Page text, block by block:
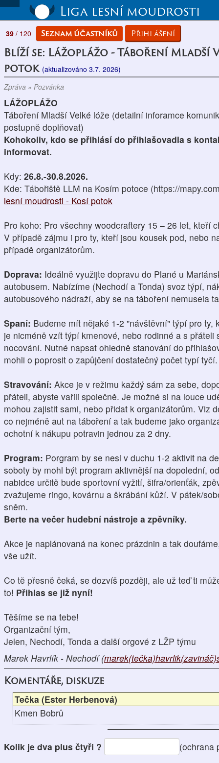
Liga lesní moudrosti
39 / 120 Seznam účastníků Přihlášení
Blíží se: Lážoplážo - Táboření Mladší
potok (aktualizováno 3.7. 2026)
Zpráva » Pozvánka
LÁŽOPLÁŽO
Táboření Mladší Velké lóže (detailní inforamce
postupně doplňovat)
Kohokoliv, kdo se přihlásí do přihlašovadla s
informovat.
Kdy: 26.8.-30.8.2026.
Kde: Tábořiště LLM na Kosím potoce (https://
lesní moudrosti - Kosí potok
Pro koho: Pro všechny woodcraftery 15 – 26 let, kteří
V případě zájmu i pro ty, kteří jsou kousek pod, nebo
případě organizátorům.
Doprava: Ideálně využijte dopravu do Plané u
autobusem. Nabízíme (Nechodí a Tonda) svoz týpí,
autobusového nádraží, aby se na táboření nemusela
Spaní: Budeme mít nějaké 1-2 "návštěvní" týpí pro ty,
je nicméně vzít týpí kmenové, nebo rodinné a s přáteli
nocování. Nutné napsat ohledně stanování do
mohli o poprosit o zapůjčení dostatečný počet typí tyčí.
Stravování: Akce je v režimu každý sám za sebe,
přáteli, abyste vařili společně. Je možné si na louce
mohou zajistit sami, nebo přidat k organizátorům. Viz
co nejméně aut na táboření a tak budeme jako
ochotní k nákupu potravin jednou za 2 dny.
Program: Porgram by se nesl v duchu 1-2 aktivit na
soboty by mohl být program aktivnější na dopolední,
nabidce určitě bude sportovní vyžití, šifra/orienťák,
zvažujeme ringo, kovárnu a škrábání kůží. V pátek/
sněm.
Berte na večer hudební nástroje a zpěvníky.
Akce je naplánovaná na konec prázdnin a tak
vše užít.
Co tě přesně čeká, se dozvíš později, ale už teď ti
to! Přihlas se již nyní!
Těšíme se na tebe!
Organizační tým,
Jelen, Nechodí, Tonda a další orgové z LŽP týmu
Marek Havrlík - Nechodí (
Komentáře, diskuze
Tečka (Ester Herbenová)
Kmen Bobrů
Kolik je dva plus čtyři ? (ochrana